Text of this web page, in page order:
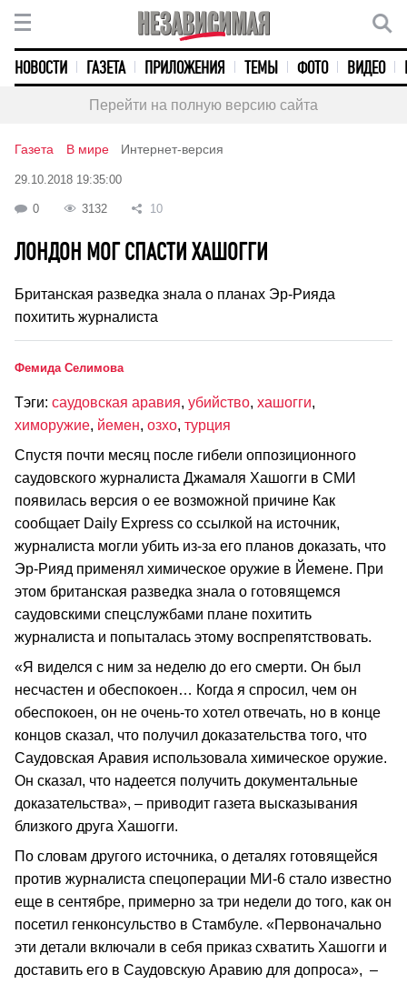
НОВОСТИ ГАЗЕТА ПРИЛОЖЕНИЯ ТЕМЫ ФОТО ВИДЕО
Перейти на полную версию сайта
Газета В мире Интернет-версия
29.10.2018 19:35:00
0 3132 10
ЛОНДОН МОГ СПАСТИ ХАШОГГИ
Британская разведка знала о планах Эр-Рияда
похитить журналиста
Фемида Селимова
Тэги: саудовская аравия, убийство, хашогги,
химоружие, йемен, озхо, турция
Спустя почти месяц после гибели оппозиционного
саудовского журналиста Джамаля Хашогги в СМИ
появилась версия о ее возможной причине Как
сообщает Daily Express со ссылкой на источник,
журналиста могли убить из-за его планов доказать, что
Эр-Рияд применял химическое оружие в Йемене. При
этом британская разведка знала о готовящемся
саудовскими спецслужбами плане похитить
журналиста и попыталась этому воспрепятствовать.
«Я виделся с ним за неделю до его смерти. Он был
несчастен и обеспокоен… Когда я спросил, чем он
обеспокоен, он не очень-то хотел отвечать, но в конце
концов сказал, что получил доказательства того, что
Саудовская Аравия использовала химическое оружие.
Он сказал, что надеется получить документальные
доказательства», – приводит газета высказывания
близкого друга Хашогги.
По словам другого источника, о деталях готовящейся
против журналиста спецоперации MИ-6 стало известно
еще в сентябре, примерно за три недели до того, как он
посетил генконсульство в Стамбуле. «Первоначально
эти детали включали в себя приказ схватить Хашогги и
доставить его в Саудовскую Аравию для допроса», –